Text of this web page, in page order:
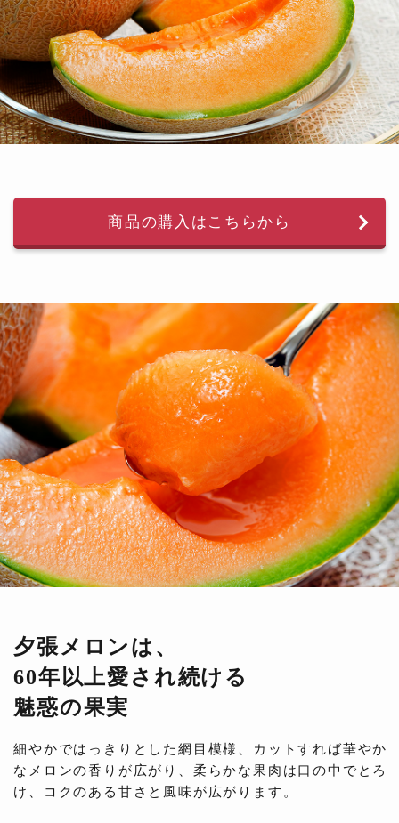
商品の購入はこちらから
夕張メロンは、
60年以上愛され続ける
魅惑の果実
細やかではっきりとした網目模様、カットすれば華やか
なメロンの香りが広がり、柔らかな果肉は口の中でとろ
け、コクのある甘さと風味が広がります。